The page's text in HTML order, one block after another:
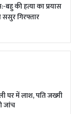
बहु की हत्या का प्रयास
गिरफ्तार
घर में लाश, पति जख्मी
जांच